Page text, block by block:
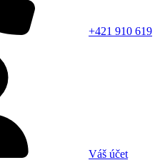
+421 910 619
Váš účet